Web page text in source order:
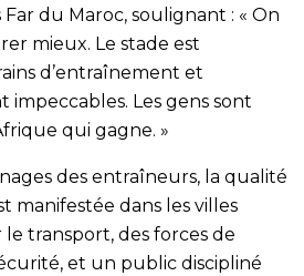
Far du Maroc, soulignant : « On
mieux. Le stade est
d’entraînement et
impeccables. Les gens sont
qui gagne. »
des entraîneurs, la qualité
manifestée dans les villes
le transport, des forces de
et un public discipliné